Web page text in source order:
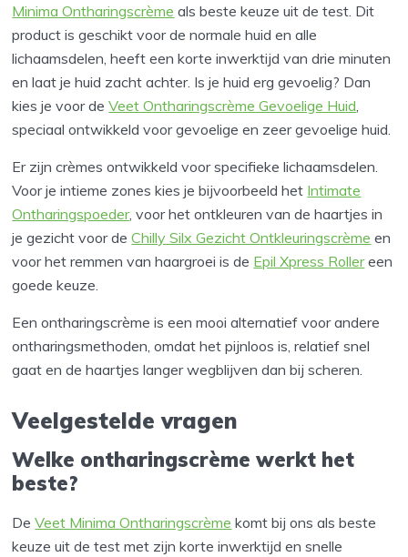
Minima Ontharingscrème als beste keuze uit de test. Dit
product is geschikt voor de normale huid en alle
lichaamsdelen, heeft een korte inwerktijd van drie minuten
en laat je huid zacht achter. Is je huid erg gevoelig? Dan
kies je voor deVeet Ontharingscrème Gevoelige Huid
speciaal ontwikkeld voor gevoelige en zeer gevoelige huid.
Er zijn crèmes ontwikkeld voor specifieke lichaamsdelen.
Voor je intieme zones kies je bijvoorbeeld het Intimate
Ontharingspoeder, voor het ontkleuren van de haartjes in
je gezicht voor deChilly Silx Gezicht Ontkleuringscrème en
voor het remmen van haargroei is de Epil Xpress Rollereen
goede keuze.
Een ontharingscrème is een mooi alternatief voor andere
ontharingsmethoden, omdat het pijnloos is, relatief snel
gaat en de haartjes langer wegblijven dan bij scheren.
Veelgestelde vragen
Welke ontharingscrème werkt het
beste?
DeVeet Minima Ontharingscrème komt bij ons als beste
keuze uit de test met zijn korte inwerktijd en snelle